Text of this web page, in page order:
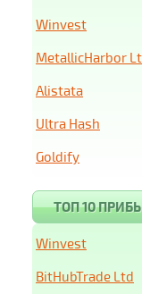
Winvest
MetallicHarbor
Alistata
Ultra Hash
Goldify
ТОП 10
Winvest
BitHubTrade Ltd